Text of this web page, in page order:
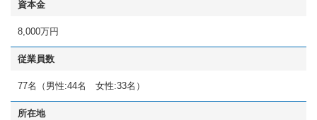
資本金
8,000万円
従業員数
77名（男性:44名 女性:33名）
所在地